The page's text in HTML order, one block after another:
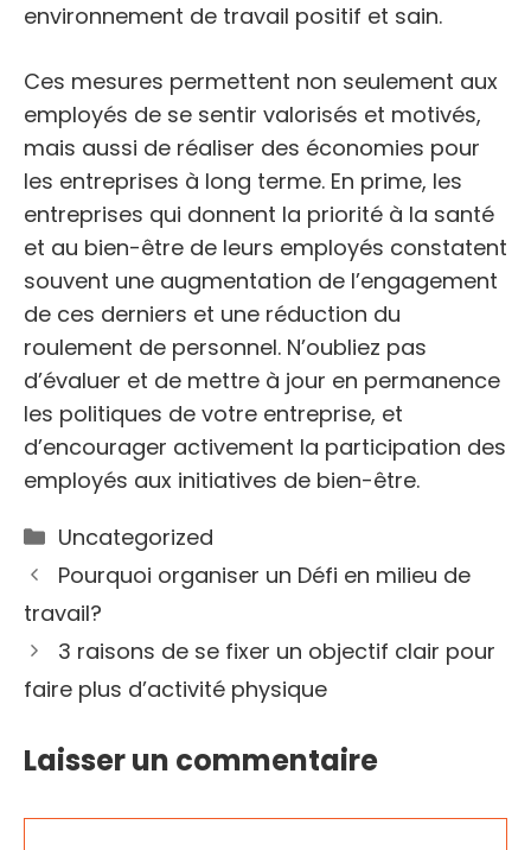
environnement de travail positif et sain.
Ces mesures permettent non seulement aux
employés de se sentir valorisés et motivés,
mais aussi de réaliser des économies pour
les entreprises à long terme. En prime, les
entreprises qui donnent la priorité à la santé
et au bien-être de leurs employés constatent
souvent une augmentation de l’engagement
de ces derniers et une réduction du
roulement de personnel. N’oubliez pas
d’évaluer et de mettre à jour en permanence
les politiques de votre entreprise, et
d’encourager activement la participation des
employés aux initiatives de bien-être.
Catégories
Uncategorized
Pourquoi organiser un Défi en milieu de
travail?
3 raisons de se fixer un objectif clair pour
faire plus d’activité physique
Laisser un commentaire